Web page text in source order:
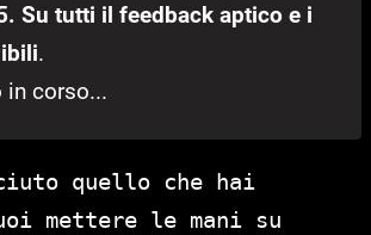
Su tutti il feedback aptico e i
.
in corso...
quello che hai
mettere le mani su